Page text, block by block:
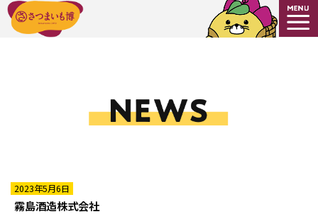
2023年5月6日
霧島酒造株式会社